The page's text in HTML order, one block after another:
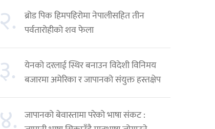
२.
ब्रोड पिक हिमपहिरोमा नेपालीसहित तीन
पर्वतारोहीको शव फेला
३.
येनको दरलाई स्थिर बनाउन विदेशी विनिमय
बजारमा अमेरिका र जापानको संयुक्त हस्तक्षेप
४. जापानको बेवास्तामा परेको भाषा संकट :